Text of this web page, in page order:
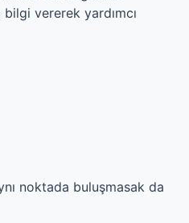
vererek yardımcı
noktada buluşmasak da